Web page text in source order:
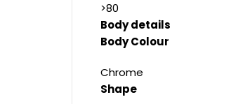
>80
Body details
Body Colour
Chrome
Shape